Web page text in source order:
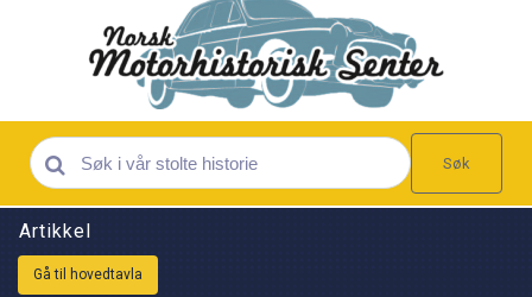
Søk
Artikkel
Gå til hovedtavla